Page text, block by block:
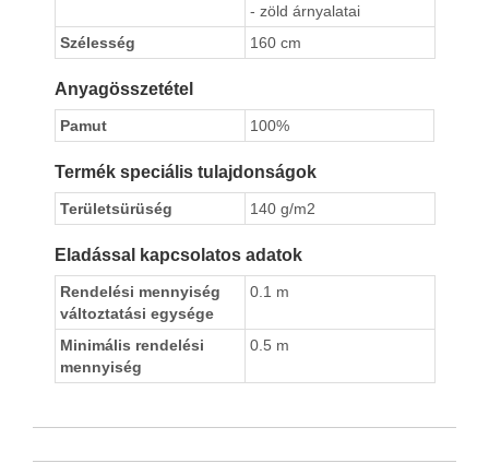
- zöld árnyalatai
Szélesség
160 cm
Anyagösszetétel
Pamut 100%
Termék speciális tulajdonságok
Területsürüség 140 g/m2
Eladással kapcsolatos adatok
Rendelési mennyiség
változtatási egysége
0.1 m
Minimális rendelési
mennyiség
0.5 m